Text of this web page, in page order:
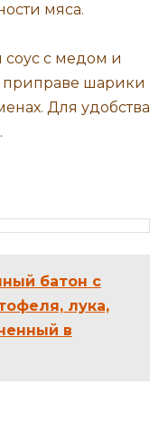
мяса.
соус с медом и
приправе шарики
Для удобства
батон с
лука,
в